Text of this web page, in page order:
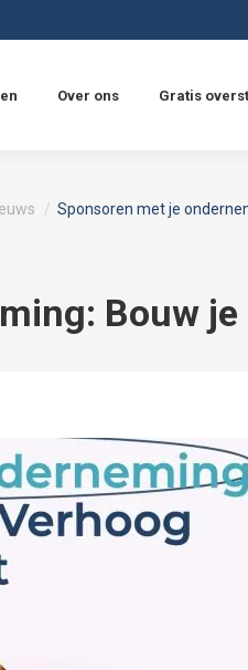
Over ons Gratis
Bouw
Sponsoren met je